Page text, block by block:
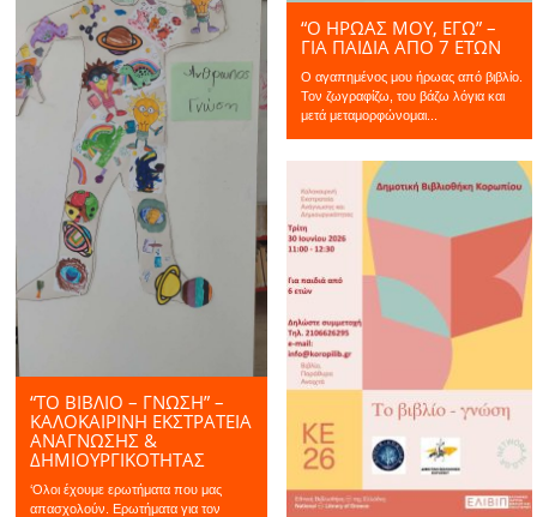
“Ο ΗΡΩΑΣ ΜΟΥ, ΕΓΩ” –
ΓΙΑ ΠΑΙΔΙΆ ΑΠΌ 7 ΕΤΏΝ
Ο αγαπημένος μου ήρωας από βιβλίο.
Τον ζωγραφίζω, του βάζω λόγια και
μετά μεταμορφώνομαι...
“ΤΟ ΒΙΒΛΙΟ – ΓΝΩΣΗ” –
ΚΑΛΟΚΑΙΡΙΝΉ ΕΚΣΤΡΑΤΕΊΑ
ΑΝΆΓΝΩΣΗΣ &
ΔΗΜΙΟΥΡΓΙΚΌΤΗΤΑΣ
‘Ολοι έχουμε ερωτήματα που μας
απασχολούν. Ερωτήματα για τον